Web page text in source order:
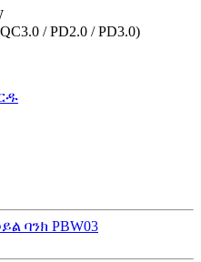
/ PD2.0 / PD3.0)
ባንክ PBW03